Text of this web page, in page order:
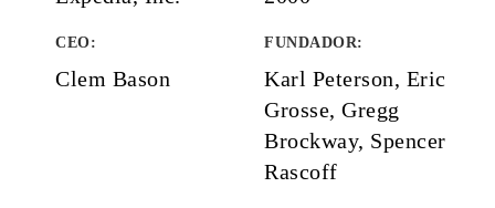
CEO:
Clem Bason
FUNDADOR:
Karl Peterson, Eric
Grosse, Gregg
Brockway, Spencer
Rascoff